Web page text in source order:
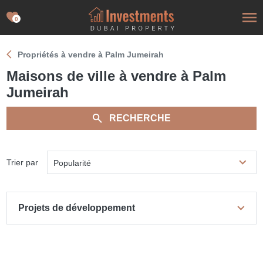
0
Propriétés à vendre à Palm Jumeirah
Maisons de ville à vendre à Palm
Jumeirah
RECHERCHE
Trier par Popularité
Projets de développement